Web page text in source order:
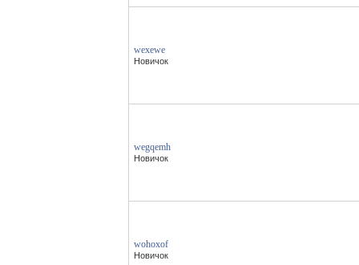
wexewe
Новичок
wegqemh
Новичок
wohoxof
Новичок